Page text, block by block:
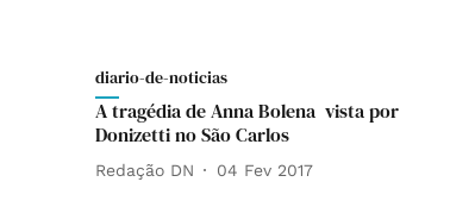
diario-de-noticias
A tragédia de Anna Bolena vista por
Donizetti no São Carlos
Redação DN 04 Fev 2017